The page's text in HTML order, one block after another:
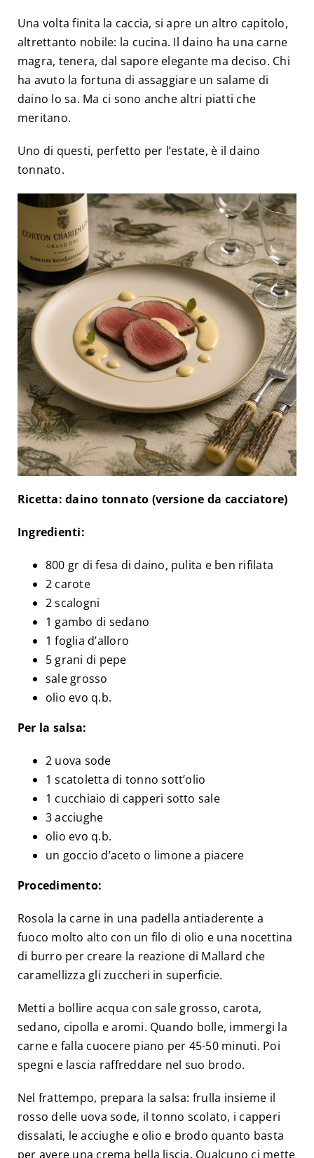
Una volta finita la caccia, si apre un altro capitolo,
altrettanto nobile: la cucina. Il daino ha una carne
magra, tenera, dal sapore elegante ma deciso. Chi
ha avuto la fortuna di assaggiare un salame di
daino lo sa. Ma ci sono anche altri piatti che
meritano.
Uno di questi, perfetto per l’estate, è il daino
tonnato.
Ricetta: daino tonnato (versione da cacciatore)
Ingredienti:
800 gr di fesa di daino, pulita e ben rifilata
2 carote
2 scalogni
1 gambo di sedano
1 foglia d’alloro
5 grani di pepe
sale grosso
olio evo q.b.
Per la salsa:
2 uova sode
1 scatoletta di tonno sott’olio
1 cucchiaio di capperi sotto sale
3 acciughe
olio evo q.b.
un goccio d’aceto o limone a piacere
Procedimento:
Rosola la carne in una padella antiaderente a
fuoco molto alto con un filo di olio e una nocettina
di burro per creare la reazione di Mallard che
caramellizza gli zuccheri in superficie.
Metti a bollire acqua con sale grosso, carota,
sedano, cipolla e aromi. Quando bolle, immergi la
carne e falla cuocere piano per 45-50 minuti. Poi
spegni e lascia raffreddare nel suo brodo.
Nel frattempo, prepara la salsa: frulla insieme il
rosso delle uova sode, il tonno scolato, i capperi
dissalati, le acciughe e olio e brodo quanto basta
per avere una crema bella liscia. Qualcuno ci mette